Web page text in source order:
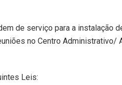
de serviço para a instalação
no Centro Administrativo/
Leis: